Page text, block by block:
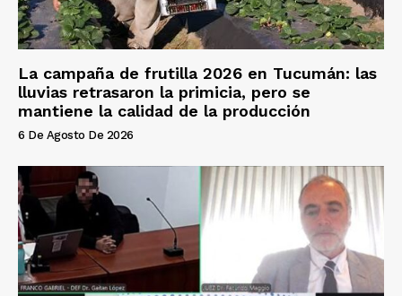
La campaña de frutilla 2026 en Tucumán: las
lluvias retrasaron la primicia, pero se
mantiene la calidad de la producción
6 De Agosto De 2026